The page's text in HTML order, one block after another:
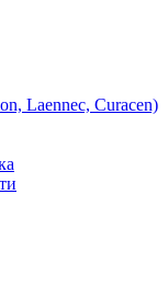
Laennec, Curacen)